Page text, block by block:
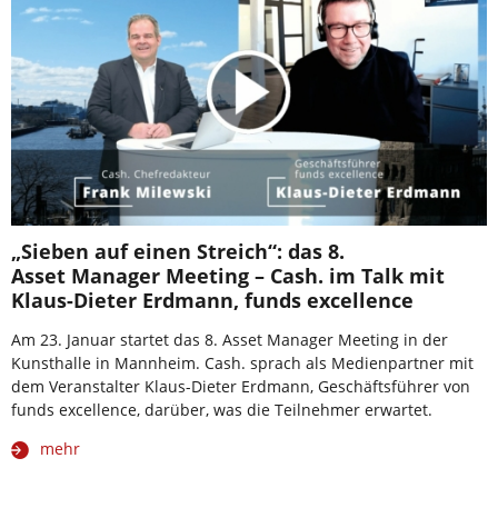
„Sieben auf einen Streich“: das 8.
Asset Manager Meeting – Cash. im Talk mit
Klaus-Dieter Erdmann, funds excellence
Am 23. Januar startet das 8. Asset Manager Meeting in der
Kunsthalle in Mannheim. Cash. sprach als Medienpartner mit
dem Veranstalter Klaus-Dieter Erdmann, Geschäftsführer von
funds excellence, darüber, was die Teilnehmer erwartet.
mehr